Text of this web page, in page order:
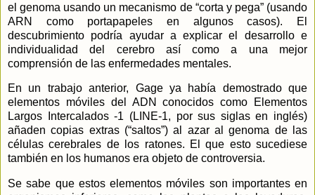
el genoma usando un mecanismo de “corta y pega” (usando
ARN como portapapeles en algunos casos). El
descubrimiento podría ayudar a explicar el desarrollo e
individualidad del cerebro así como a una mejor
comprensión de las enfermedades mentales.
En un trabajo anterior, Gage ya había demostrado que
elementos móviles del ADN conocidos como Elementos
Largos Intercalados -1 (LINE-1, por sus siglas en inglés)
añaden copias extras (“saltos”) al azar al genoma de las
células cerebrales de los ratones. El que esto sucediese
también en los humanos era objeto de controversia.
Se sabe que estos elementos móviles son importantes en